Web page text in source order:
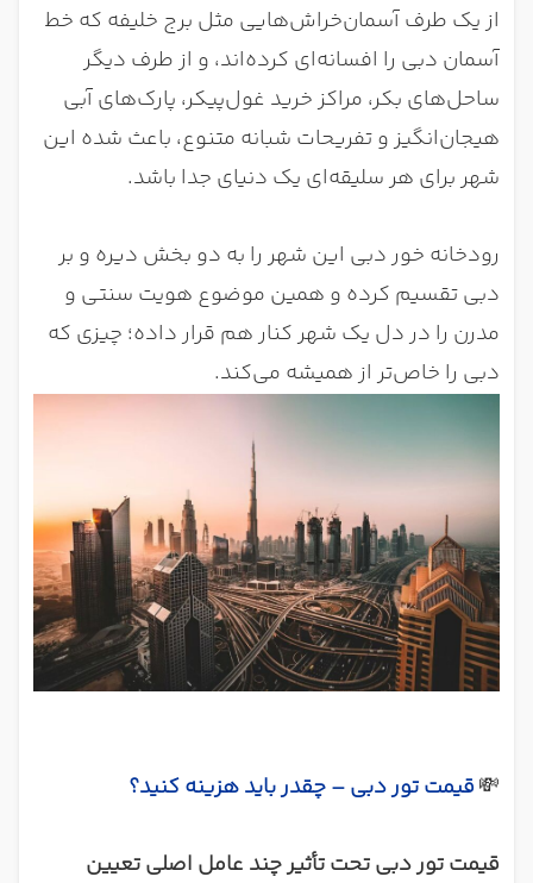
از یک طرف آسمان‌خراش‌هایی مثل برج خلیفه که خط
آسمان دبی را افسانه‌ای کرده‌اند، و از طرف دیگر
ساحل‌های بکر، مراکز خرید غول‌پیکر، پارک‌های آبی
هیجان‌انگیز و تفریحات شبانه متنوع، باعث شده این
شهر برای هر سلیقه‌ای یک دنیای جدا باشد.
رودخانه خور دبی این شهر را به دو بخش دیره و بر
دبی تقسیم کرده و همین موضوع هویت سنتی و
مدرن را در دل یک شهر کنار هم قرار داده؛ چیزی که
دبی را خاص‌تر از همیشه می‌کند.
💸قیمت تور دبی – چقدر باید هزینه کنید؟
قیمت تور دبی تحت تأثیر چند عامل اصلی تعیین